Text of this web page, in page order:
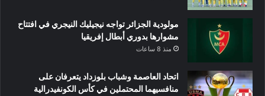
مولودية الجزائر تواجه نيجيليك النيجري في افتتاح
مشوارها بدوري أبطال إفريقيا
منذ 8 ساعات
اتحاد العاصمة وشباب بلوزداد يتعرفان على
منافسيهما المحتملين في كأس الكونفيدرالية